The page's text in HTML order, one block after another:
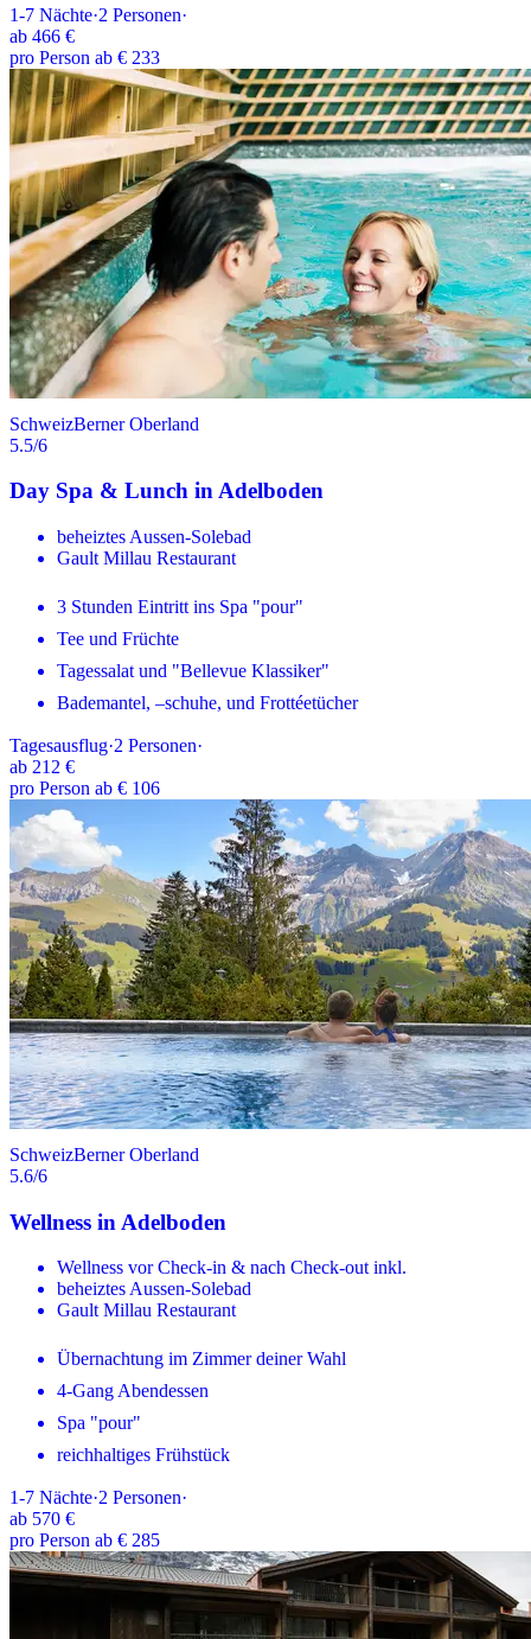
1-7 Nächte·2 Personen·
ab 466 €
pro Person ab € 233
SchweizBerner Oberland
5.5/6
Day Spa & Lunch in Adelboden
beheiztes Aussen-Solebad
Gault Millau Restaurant
3 Stunden Eintritt ins Spa "pour"
Tee und Früchte
Tagessalat und "Bellevue Klassiker"
Bademantel, –schuhe, und Frottéetücher
Tagesausflug·2 Personen·
ab 212 €
pro Person ab € 106
SchweizBerner Oberland
5.6/6
Wellness in Adelboden
Wellness vor Check-in & nach Check-out inkl.
beheiztes Aussen-Solebad
Gault Millau Restaurant
Übernachtung im Zimmer deiner Wahl
4-Gang Abendessen
Spa "pour"
reichhaltiges Frühstück
1-7 Nächte·2 Personen·
ab 570 €
pro Person ab € 285